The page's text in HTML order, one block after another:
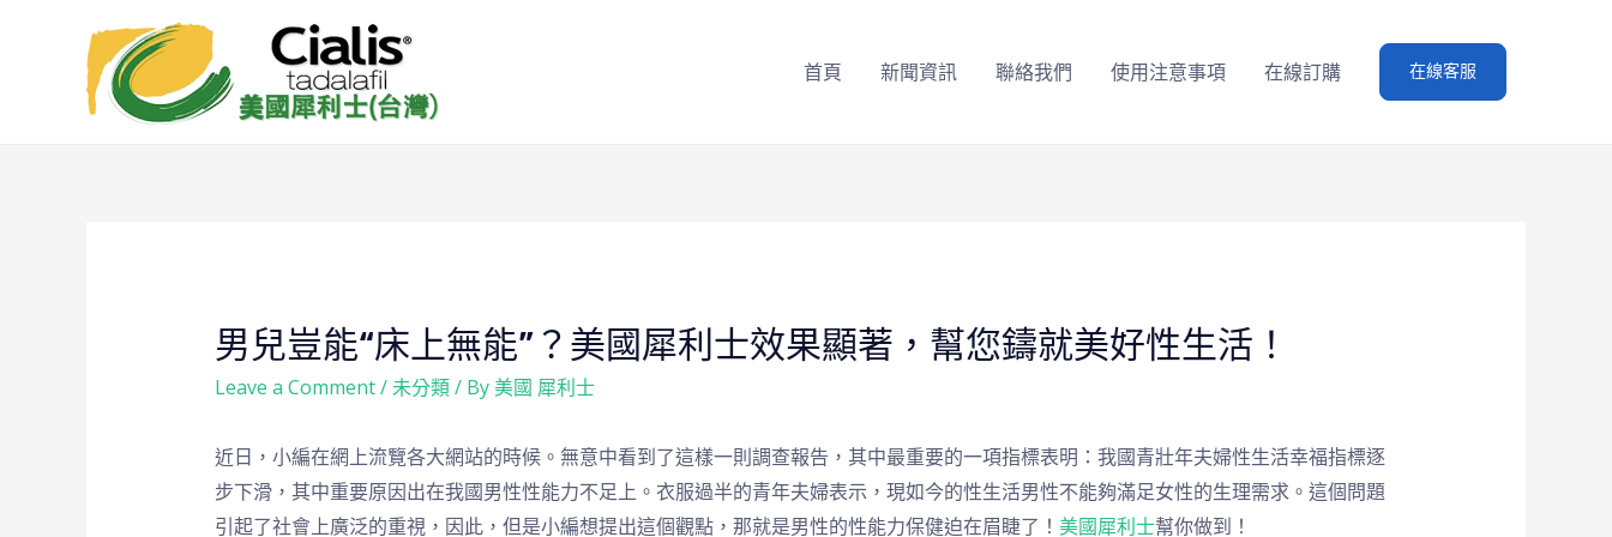
首頁 新聞資訊 聯絡我們 使用注意事項 在線訂購 在線客服
男兒豈能“床上無能”？美國犀利士效果顯著，幫您鑄就美好性生活！
Leave a Comment/未分類/ By美國 犀利士
近日，小編在網上流覽各大網站的時候。無意中看到了這樣一則調查報告，其中最重要的一項指標表明：我國青壯年夫婦性生活幸福指標逐
步下滑，其中重要原因出在我國男性性能力不足上。衣服過半的青年夫婦表示，現如今的性生活男性不能夠滿足女性的生理需求。這個問題
引起了社會上廣泛的重視，因此，但是小編想提出這個觀點，那就是男性的性能力保健迫在眉睫了！ 美國犀利士幫你做到！